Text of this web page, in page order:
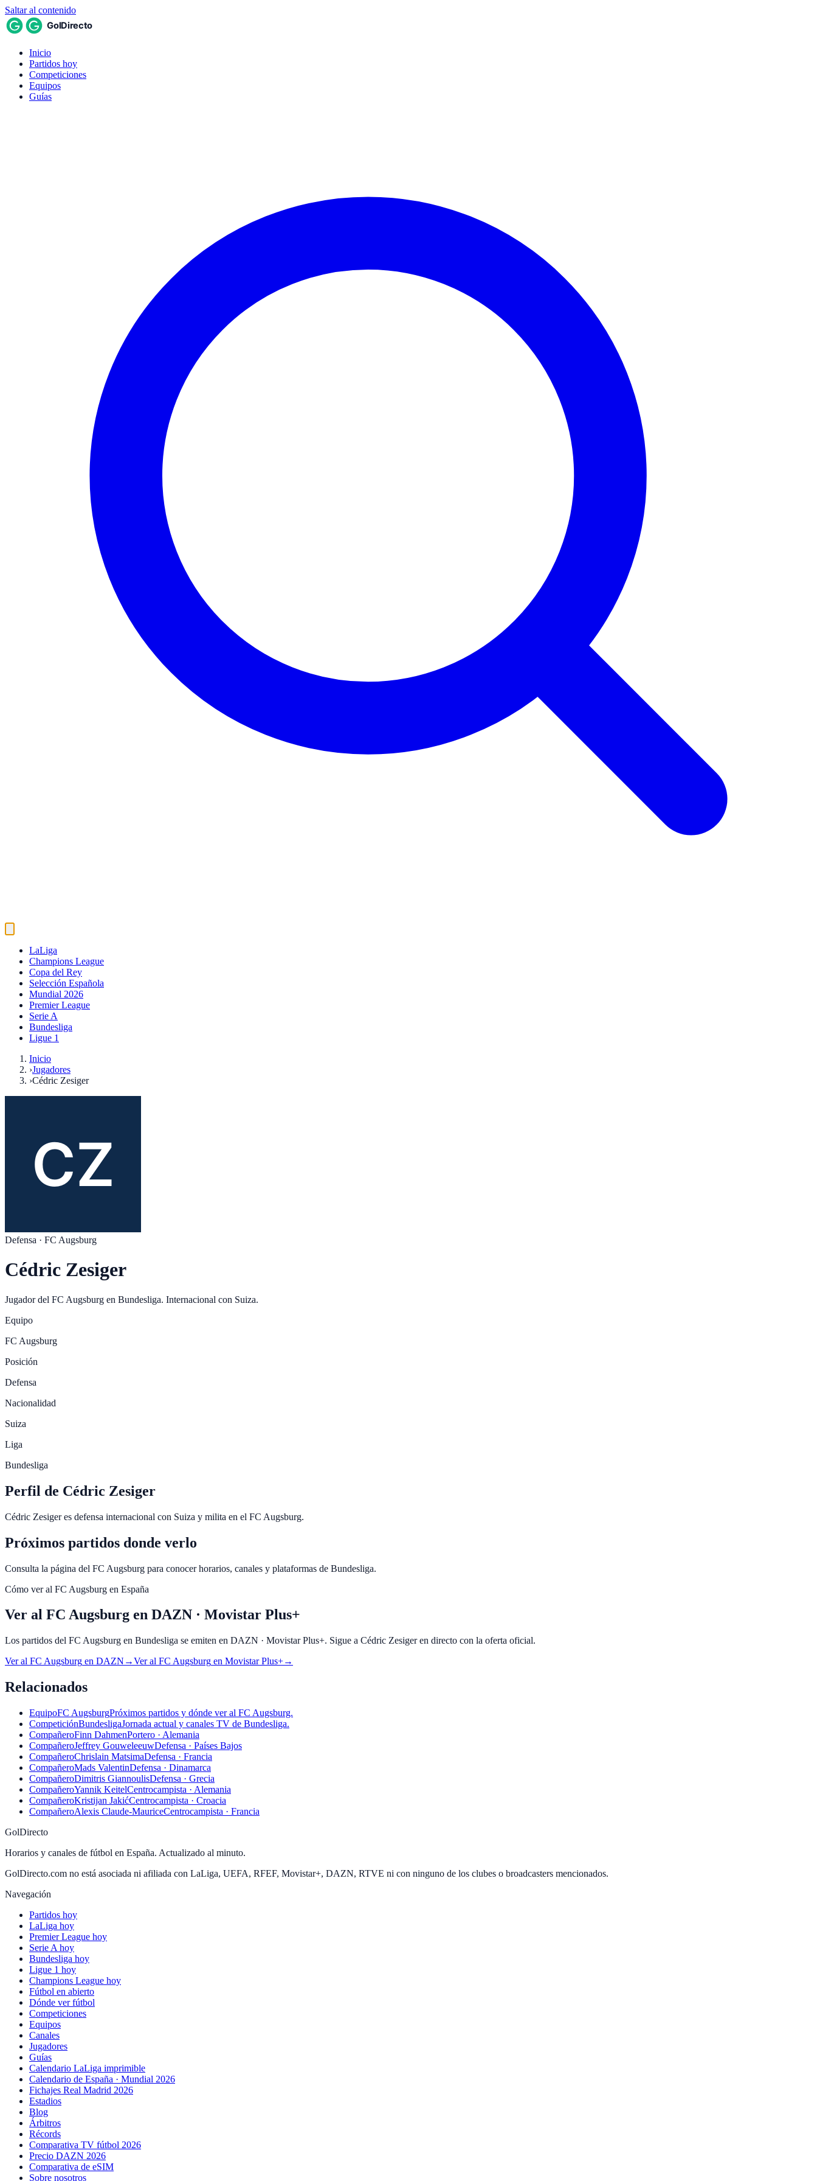
Saltar al contenido
Inicio
Partidos hoy
Competiciones
Equipos
Guías
LaLiga
Champions League
Copa del Rey
Selección Española
Mundial 2026
Premier League
Serie A
Bundesliga
Ligue 1
Inicio
›Jugadores
›Cédric Zesiger
Defensa · FC Augsburg
Cédric Zesiger
Jugador del FC Augsburg en Bundesliga. Internacional con Suiza.
Equipo
FC Augsburg
Posición
Defensa
Nacionalidad
Suiza
Liga
Bundesliga
Perfil de Cédric Zesiger
Cédric Zesiger es defensa internacional con Suiza y milita en el FC Augsburg.
Próximos partidos donde verlo
Consulta la página del FC Augsburg para conocer horarios, canales y plataformas de Bundesliga.
Cómo ver al FC Augsburg en España
Ver al FC Augsburg en DAZN · Movistar Plus+
Los partidos del FC Augsburg en Bundesliga se emiten en DAZN · Movistar Plus+. Sigue a Cédric Zesiger en directo con la oferta oficial.
Ver al FC Augsburg en DAZN →Ver al FC Augsburg en Movistar Plus+→
Relacionados
EquipoFC AugsburgPróximos partidos y dónde ver al FC Augsburg.
CompeticiónBundesligaJornada actual y canales TV de Bundesliga.
CompañeroFinn DahmenPortero · Alemania
CompañeroJeffrey GouweleeuwDefensa · Países Bajos
CompañeroChrislain MatsimaDefensa · Francia
CompañeroMads ValentinDefensa · Dinamarca
CompañeroDimitris GiannoulisDefensa · Grecia
CompañeroYannik KeitelCentrocampista · Alemania
CompañeroKristijan JakićCentrocampista · Croacia
CompañeroAlexis Claude-MauriceCentrocampista · Francia
GolDirecto
Horarios y canales de fútbol en España. Actualizado al minuto.
GolDirecto.com no está asociada ni afiliada con LaLiga, UEFA, RFEF, Movistar+, DAZN, RTVE ni con ninguno de los clubes o broadcasters mencionados.
Navegación
Partidos hoy
LaLiga hoy
Premier League hoy
Serie A hoy
Bundesliga hoy
Ligue 1 hoy
Champions League hoy
Fútbol en abierto
Dónde ver fútbol
Competiciones
Equipos
Canales
Jugadores
Guías
Calendario LaLiga imprimible
Calendario de España · Mundial 2026
Fichajes Real Madrid 2026
Estadios
Blog
Árbitros
Récords
Comparativa TV fútbol 2026
Precio DAZN 2026
Comparativa de eSIM
Sobre nosotros